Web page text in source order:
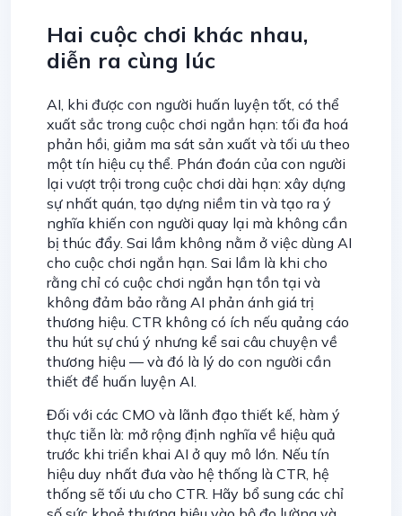
Hai cuộc chơi khác nhau,
diễn ra cùng lúc
AI, khi được con người huấn luyện tốt, có thể
xuất sắc trong cuộc chơi ngắn hạn: tối đa hoá
phản hồi, giảm ma sát sản xuất và tối ưu theo
một tín hiệu cụ thể. Phán đoán của con người
lại vượt trội trong cuộc chơi dài hạn: xây dựng
sự nhất quán, tạo dựng niềm tin và tạo ra ý
nghĩa khiến con người quay lại mà không cần
bị thúc đẩy. Sai lầm không nằm ở việc dùng AI
cho cuộc chơi ngắn hạn. Sai lầm là khi cho
rằng chỉ có cuộc chơi ngắn hạn tồn tại và
không đảm bảo rằng AI phản ánh giá trị
thương hiệu. CTR không có ích nếu quảng cáo
thu hút sự chú ý nhưng kể sai câu chuyện về
thương hiệu — và đó là lý do con người cần
thiết để huấn luyện AI.
Đối với các CMO và lãnh đạo thiết kế, hàm ý
thực tiễn là: mở rộng định nghĩa về hiệu quả
trước khi triển khai AI ở quy mô lớn. Nếu tín
hiệu duy nhất đưa vào hệ thống là CTR, hệ
thống sẽ tối ưu cho CTR. Hãy bổ sung các chỉ